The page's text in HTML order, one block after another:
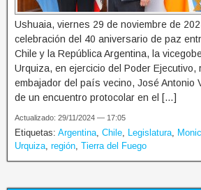
Ushuaia, viernes 29 de noviembre de
celebración del 40 aniversario de paz
Chile y la República Argentina, la
Urquiza, en ejercicio del Poder Ejecutivo,
embajador del país vecino, José Antonio
de un encuentro protocolar en el […]
Actualizado: 29/11/2024 — 17:05
Etiquetas: Argentina Chile Legislatura
Urquiza región Tierra del Fuego